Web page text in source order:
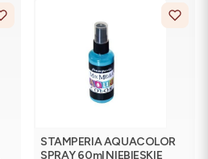
STAMPERIA AQUACOLOR
SPRAY 60ml NIEBIESKIE